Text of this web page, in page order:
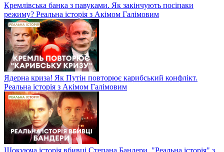
Кремлівська банка з павуками. Як закінчують посіпаки
режиму? Реальна історія з Акімом Галімовим
Ядерна криза! Як Путін повторює карибський конфлікт.
Реальна історія з Акімом Галімовим
Шокуюча історія вбивці Степана Бандери. "Реальна історія" з